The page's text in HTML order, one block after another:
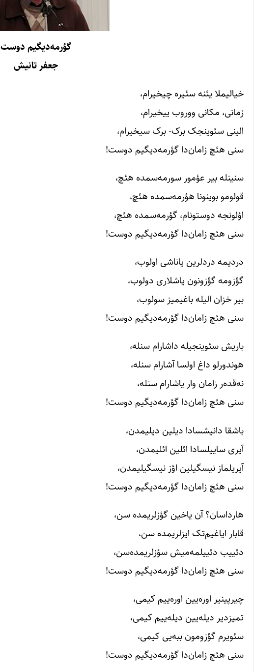
گؤرمه‌دیگیم دوست
جعفر تانیش
خیالیملا یئنه سئیره چیخیرام،
زمانی، مکانی ووروب ییخیرام،
الینی سئوینجک برک- برک سیخیرام،
سنی هئچ زامان‌دا گؤرمه‌دیگیم دوست!
سنینله بیر عؤمور سورمه‌سمده هئچ،
قولومو بوینونا هؤرمه‌سمده هئچ،
اؤلونجه دوستونام، گؤرمه‌سمده هئچ،
سنی هئچ زامان‌دا گؤرمه‌دیگیم دوست!
دردیمه دردلرین یاناشی اولوب،
گؤزومه گؤزونون یاشلاری دولوب،
بیر خزان الیله باغیمیز سولوب،
سنی هئچ زامان‌دا گؤرمه‌دیگیم دوست!
باریش سئوینجیله داشارام سنله،
هوندورلو داغ اولسا آشارام سنله،
نه‌قده‌ر زامان وار یاشارام سنله،
سنی هئچ زامان‌دا گؤرمه‌دیگیم دوست!
باشقا دانیشسادا دیلین دیلیمدن،
آیری ساییلسادا ائلین ائلیمدن،
آیریلماز نیسگیلین اؤز نیسگیلیمدن،
سنی هئچ زامان‌دا گؤرمه‌دیگیم دوست!
هارداسان؟ آن یاخین گؤزلریمده سن،
قابار ایاغیم‌تک ایزلریمده سن،
دئییب دئییلمه‌میش سؤزلریمده‌سن،
سنی هئچ زامان‌دا گؤرمه‌دیگیم دوست!
چیرپینیر اوره‌یین اوره‌ییم کیمی،
تمیزدیر دیله‌یین دیله‌ییم کیمی،
سئویرم گؤزومون ببه‌یی کیمی،
سنی هئچ زامان‌دا گؤرمه‌دیگیم دوست!